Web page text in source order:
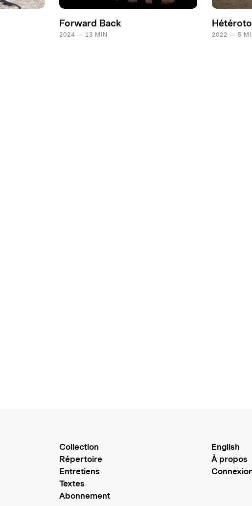
Forward Back
2024 — 13 MIN 2022 — 5
Collection
Répertoire
Entretiens
Textes
Abonnement
English
À propos